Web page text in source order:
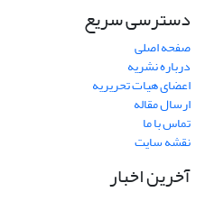
دسترسی سریع
صفحه اصلی
درباره نشریه
اعضای هیات تحریریه
ارسال مقاله
تماس با ما
نقشه سایت
آخرین اخبار